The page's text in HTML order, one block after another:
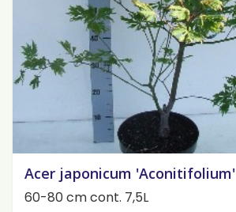
Acer japonicum 'Aconitifolium'
60-80 cm cont. 7,5L